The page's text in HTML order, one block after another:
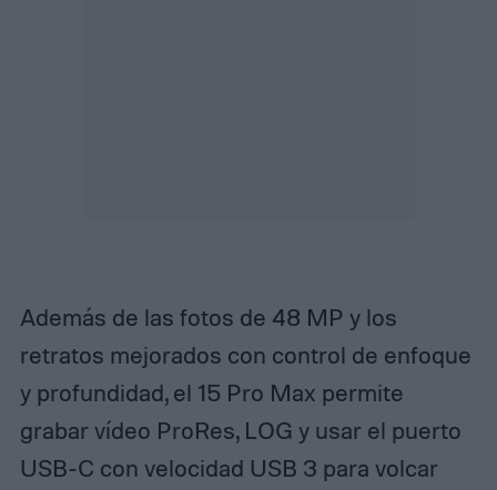
Además de las fotos de 48 MP y los
retratos mejorados con control de enfoque
y profundidad, el 15 Pro Max permite
grabar vídeo ProRes, LOG y usar el puerto
USB‑C con velocidad USB 3 para volcar